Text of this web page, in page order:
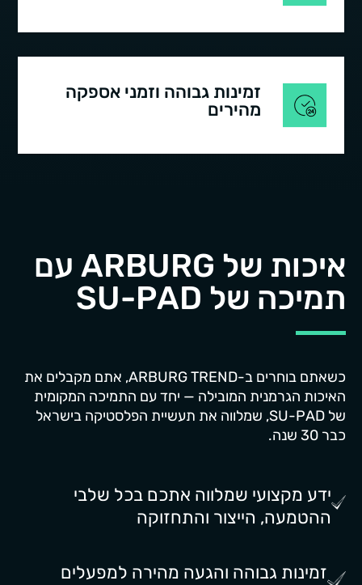
זמינות גבוהה וזמני אספקה
מהירים
איכות של ARBURG עם
תמיכה של SU-PAD
כשאתם בוחרים ב-ARBURG TREND, אתם מקבלים את
האיכות הגרמנית המובילה — יחד עם התמיכה המקומית
של SU-PAD, שמלווה את תעשיית הפלסטיקה בישראל
כבר 30 שנה.
ידע מקצועי שמלווה אתכם בכל שלבי
ההטמעה, הייצור והתחזוקה
זמינות גבוהה והגעה מהירה למפעלים